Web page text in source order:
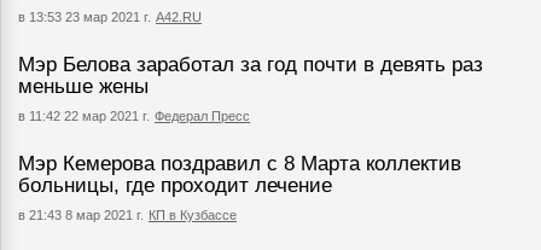
в 13:53 23 мар 2021 г. А42.RU
Мэр Белова заработал за год почти в девять раз
меньше жены
в 11:42 22 мар 2021 г. Федерал Пресс
Мэр Кемерова поздравил с 8 Марта коллектив
больницы, где проходит лечение
в 21:43 8 мар 2021 г. КП в Кузбассе